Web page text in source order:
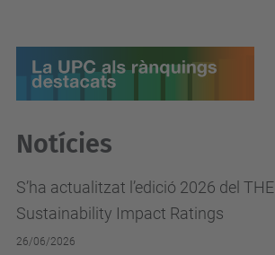
Notícies
S’ha actualitzat l’edició 2026 del THE
Sustainability Impact Ratings
26/06/2026